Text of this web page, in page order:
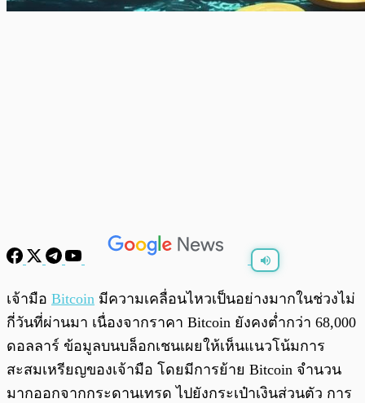
/ 0:00
เจ้ามือ Bitcoin มีความเคลื่อนไหวเป็นอย่างมากในช่วงไม่
กี่วันที่ผ่านมา เนื่องจากราคา Bitcoin ยังคงต่ำกว่า 68,000
ดอลลาร์ ข้อมูลบนบล็อกเชนเผยให้เห็นแนวโน้มการ
สะสมเหรียญของเจ้ามือ โดยมีการย้าย Bitcoin จำนวน
มากออกจากกระดานเทรด ไปยังกระเป๋าเงินส่วนตัว การ